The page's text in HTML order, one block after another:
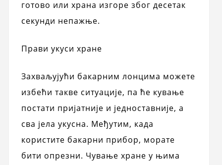
готово или храна изгоре због десетак
секунди непажње.
Прави укуси хране
Захваљујући бакарним лонцима можете
избећи такве ситуације, па ће кување
постати пријатније и једноставније, а
сва јела укусна. Међутим, када
користите бакарни прибор, морате
бити опрезни. Чување хране у њима